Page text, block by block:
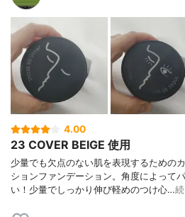
4.00
23 COVER BEIGE 使用
少量でも欠点のない肌を表現するための
ションファンデーション。角度によって
い！少量でしっかり伸び軽めのつけ心…